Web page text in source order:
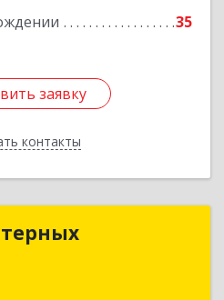
35
заявку
контакты
заявку
Назад
Компьютерных